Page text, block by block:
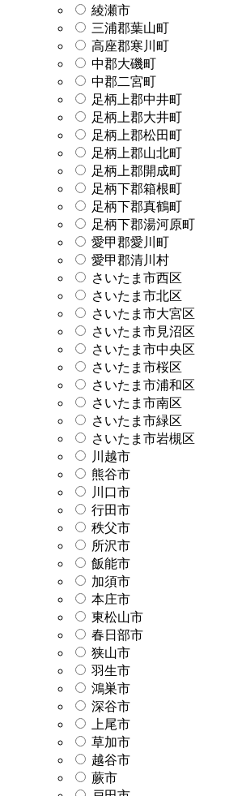
綾瀬市
三浦郡葉山町
高座郡寒川町
中郡大磯町
中郡二宮町
足柄上郡中井町
足柄上郡大井町
足柄上郡松田町
足柄上郡山北町
足柄上郡開成町
足柄下郡箱根町
足柄下郡真鶴町
足柄下郡湯河原町
愛甲郡愛川町
愛甲郡清川村
さいたま市西区
さいたま市北区
さいたま市大宮区
さいたま市見沼区
さいたま市中央区
さいたま市桜区
さいたま市浦和区
さいたま市南区
さいたま市緑区
さいたま市岩槻区
川越市
熊谷市
川口市
行田市
秩父市
所沢市
飯能市
加須市
本庄市
東松山市
春日部市
狭山市
羽生市
鴻巣市
深谷市
上尾市
草加市
越谷市
蕨市